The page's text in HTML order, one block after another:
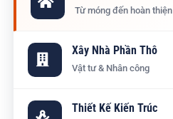
Từ móng đến hoàn thiện
Xây Nhà Phần Thô
Vật tư & Nhân công
Thiết Kế Kiến Trúc